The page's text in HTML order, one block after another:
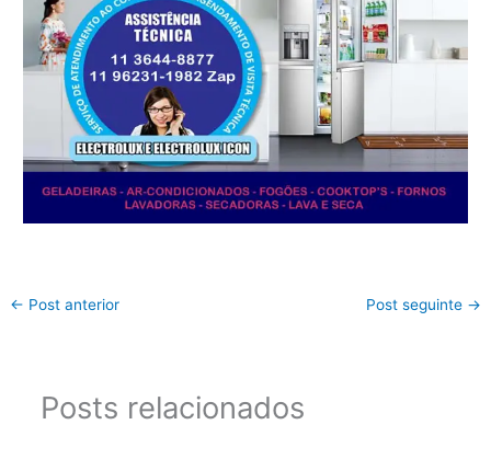
← Post anterior Post seguinte →
Posts relacionados